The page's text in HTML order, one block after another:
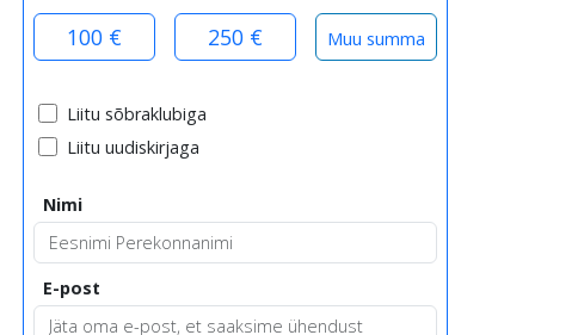
100 € 250 €
Liitu sõbraklubiga
Liitu uudiskirjaga
Nimi
E-post